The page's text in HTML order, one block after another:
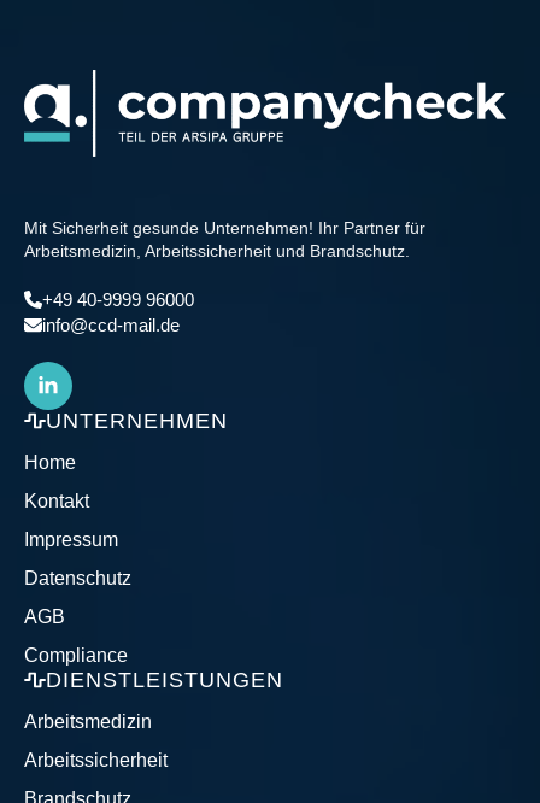
Mit Sicherheit gesunde Unternehmen! Ihr Partner für
Arbeitsmedizin, Arbeitssicherheit und Brandschutz.
+49 40-9999 96000
info@ccd-mail.de
UNTERNEHMEN
Home
Kontakt
Impressum
Datenschutz
AGB
Compliance
DIENSTLEISTUNGEN
Arbeitsmedizin
Arbeitssicherheit